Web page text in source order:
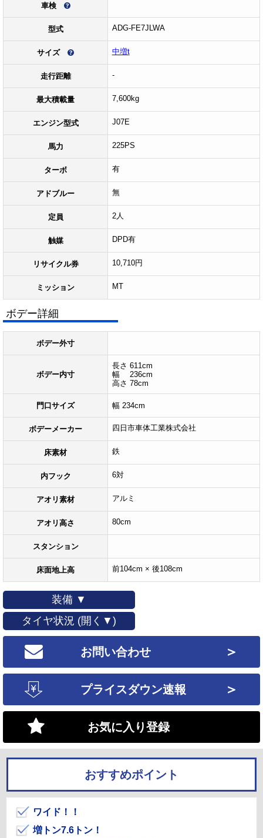
車検
型式 ADG-FE7JLWA
サイズ 中増t
走行距離 -
最大積載量 7,600kg
エンジン型式 J07E
馬力 225PS
ターボ 有
アドブルー 無
定員 2人
触媒 DPD有
リサイクル券 10,710円
ミッション MT
ボデー詳細
ボデー外寸
ボデー内寸
長さ 611cm
幅 236cm
高さ 78cm
門口サイズ 幅 234cm
ボデーメーカー 四日市車体工業株式会社
床素材 鉄
内フック 6対
アオリ素材 アルミ
アオリ高さ 80cm
スタンション
床面地上高 前104cm × 後108cm
装備 ▼
タイヤ状況 (開く▼)
お問い合わせ ＞
プライスダウン速報 ＞
お気に入り登録
おすすめポイント
ワイド！！
増トン7.6トン！